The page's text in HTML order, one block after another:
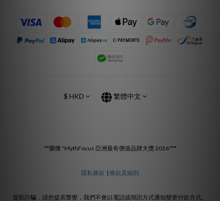
$ HKD 繁體中文
**榮獲 "MythFocus 亞洲最有價值品牌大獎 2026"**
隱私條款 | 條款及細則
提防詐騙，請您提高警覺，我們不會以電話或簡訊方式通知變更付款方式。